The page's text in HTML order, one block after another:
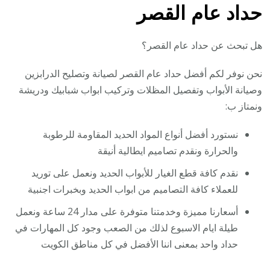
حداد عام القصر
هل تبحث عن حداد عام القصر؟
نحن نوفر لكم أفضل حداد عام القصر لصيانة وتصليح الدرابزين
وصيانة الأبواب وتفصيل المظلات وتركيب ابواب شبابيك ودريشة
ونمتاز ب:
نستورد أفضل أنواع المواد الحديد المقاومة للرطوبة
والحرارة ونقدم تصاميم ايطالية أنيقة
نقدم كافة قطع الغيار للأبواب الحديد ونعمل على توريد
للعملاء كافة التصاميم من ابواب الحديد وبخبرات اجنبية
أسعارنا مميزة وخدمتنا متوفرة على مدار 24 ساعة ونعمل
طيلة ايام الاسبوع لذلك من الصعب وجود كل المهارات في
حداد واحد بمعنى اننا الأفضل في كل مناطق الكويت